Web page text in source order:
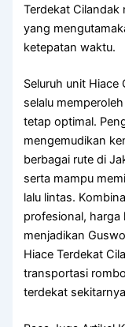
Terdekat Cilandak
yang
ketepatan waktu.
Seluruh unit
selalu
tetap optimal.
mengemudikan
berbagai rute di
serta mampu
lalu lintas.
profesional,
menjadikan
Hiace Terdekat
transportasi
terdekat